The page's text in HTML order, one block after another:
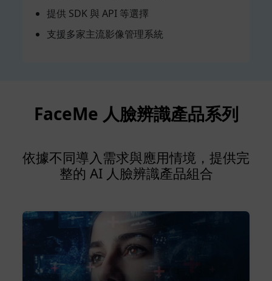
提供 SDK 與 API 等選擇
支援多家主流影像管理系統
FaceMe 人臉辨識產品系列
依據不同導入需求與應用情境，提供完
整的 AI 人臉辨識產品組合